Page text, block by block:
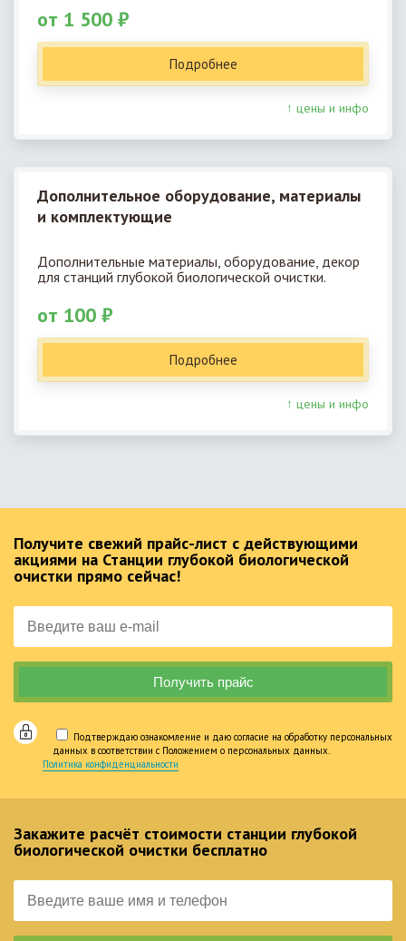
от 1 500 ₽
Подробнее
↑ цены и инфо
Дополнительное оборудование, материалы
и комплектующие
Дополнительные материалы, оборудование, декор
для станций глубокой биологической очистки.
от 100 ₽
Подробнее
↑ цены и инфо
Получите свежий прайс-лист с действующими
акциями на Станции глубокой биологической
очистки прямо сейчас!
Подтверждаю ознакомление и даю согласие на обработку персональных
данных в соответствии с Положением о персональных данных.
Политика конфиденциальности
Закажите расчёт стоимости станции глубокой
биологической очистки бесплатно